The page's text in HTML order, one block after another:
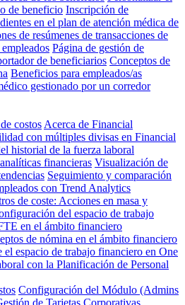
de beneficio Inscripción de
en el plan de atención médica de
de resúmenes de transacciones de
Página de gestión de
de beneficiarios Conceptos de
Beneficios para empleados/as
gestionado por un corredor
costos Acerca de Financial
con múltiples divisas en Financial
historial de la fuerza laboral
financieras Visualización de
Seguimiento y comparación
con Trend Analytics
de coste: Acciones en masa y
del espacio de trabajo
en el ámbito financiero
de nómina en el ámbito financiero
el espacio de trabajo financiero en One
con la Planificación de Personal
Configuración del Módulo (Admins
de Tarjetas Corporativas